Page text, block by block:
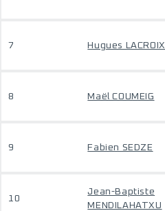
7 Hugues LACROIX
8 Maël COUMEIG
9 Fabien SEDZE
10
Jean-Baptiste
MENDILAHATXU